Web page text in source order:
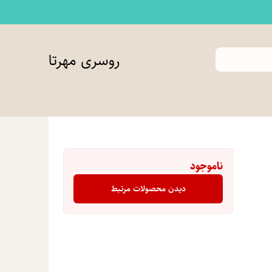
روسری مهرتا
ناموجود
دیدن محصولات مرتبط